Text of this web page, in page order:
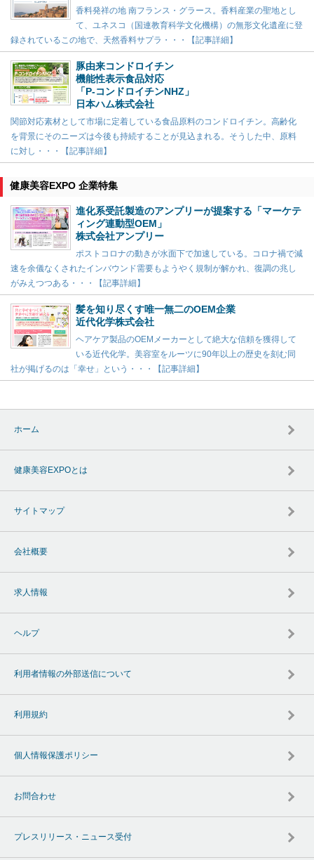
香料発祥の地 南フランス・グラース。香料産業の聖地とし
て、ユネスコ（国連教育科学文化機構）の無形文化遺産に登
録されているこの地で、天然香料サプラ・・・【記事詳細】
豚由来コンドロイチン
機能性表示食品対応
「P-コンドロイチンNHZ」
日本ハム株式会社
関節対応素材として市場に定着している食品原料のコンドロイチン。高齢化
を背景にそのニーズは今後も持続することが見込まれる。そうした中、原料
に対し・・・【記事詳細】
健康美容EXPO 企業特集
進化系受託製造のアンプリーが提案する「マーケテ
ィング連動型OEM」
株式会社アンプリー
ポストコロナの動きが水面下で加速している。コロナ禍で減
速を余儀なくされたインバウンド需要もようやく規制が解かれ、復調の兆し
がみえつつある・・・【記事詳細】
髪を知り尽くす唯一無二のOEM企業
近代化学株式会社
ヘアケア製品のOEMメーカーとして絶大な信頼を獲得して
いる近代化学。美容室をルーツに90年以上の歴史を刻む同
社が掲げるのは「幸せ」という・・・【記事詳細】
ホーム
健康美容EXPOとは
サイトマップ
会社概要
求人情報
ヘルプ
利用者情報の外部送信について
利用規約
個人情報保護ポリシー
お問合わせ
プレスリリース・ニュース受付